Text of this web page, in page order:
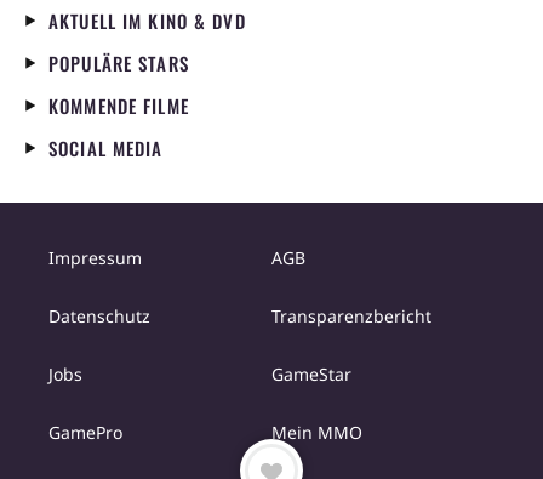
AKTUELL IM KINO & DVD
POPULÄRE STARS
KOMMENDE FILME
SOCIAL MEDIA
Impressum AGB
Datenschutz Transparenzbericht
Jobs GameStar
GamePro Mein MMO